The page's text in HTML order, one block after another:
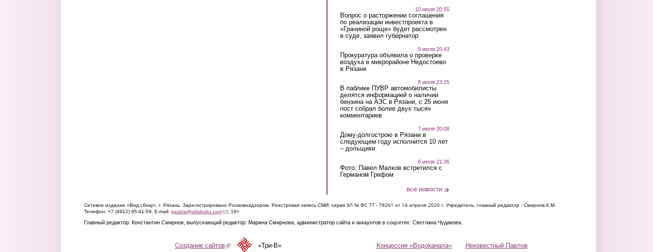
10 июля 20:55
Вопрос о расторжении соглашения
по реализации инвестпроекта в
«Грачиной роще» будет рассмотрен
в суде, заявил губернатор
9 июля 20:43
Прокуратура объявила о проверке
воздуха в микрорайоне Недостоево
в Рязани
8 июля 23:25
В паблике ПУВР автомобилисты
делятся информацией о наличии
бензина на АЗС в Рязани, с 25 июня
пост собрал более двух тысяч
комментариев
7 июля 20:08
Дому-долгострою в Рязани в
следующем году исполнится 10 лет
– дольщики
6 июля 21:35
Фото: Павел Малков встретился с
Германом Грефом
все новости
Сетевое издание «Вид сбоку», г. Рязань. Зарегистрировано Роскомнадзором. Реестровая запись СМИ: серия ЭЛ № ФС 77 - 78261 от 14 апреля 2020 г. Учредитель, главный редактор - Смирнов К.М.
Телефон: +7 (4912) 95-41-59. E-mail: gazeta@vidsboku.com(link sends e-mail)
. 18+
Главный редактор: Константин Смирнов, выпускающий редактор: Марина Смирнова, администратор сайта и аккаунтов в соцсетях: Светлана Чудакова.
Концессия «Водоканала» Неизвестный Павлов
Создание сайтов(link is external)«Три-В»